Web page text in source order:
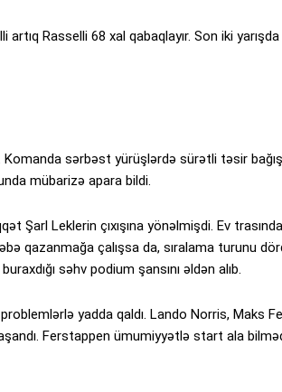
Rasselli 68 xal qabaqlayır. Son iki
sərbəst yürüşlərdə sürətli təsir
mübarizə apara bildi.
Şarl Leklerin çıxışına yönəlmişdi. Ev
qazanmağa çalışsa da, sıralama turunu
səhv podium şansını əldən alıb.
yadda qaldı. Lando Norris, Maks
Ferstappen ümumiyyətlə start ala